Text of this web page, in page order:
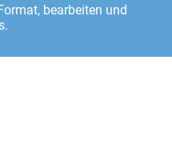
bearbeiten und